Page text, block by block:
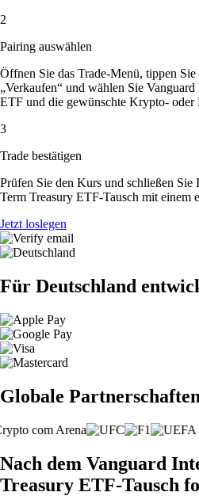
2
Pairing auswählen
Öffnen Sie das Trade-Menü, tippen
„Verkaufen“ und wählen Sie
ETF und die gewünschte Krypto- oder
3
Trade bestätigen
Prüfen Sie den Kurs und schließen Sie
Term Treasury ETF-Tausch mit einem
Jetzt loslegen
Für Deutschland
Globale Partnerschaften
Nach dem Vanguard
Treasury ETF-Tausch